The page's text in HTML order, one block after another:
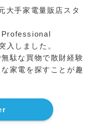
大手家電量販店スタ
Professional
入しました。
駄な買物で散財経験
家電を探すことが趣